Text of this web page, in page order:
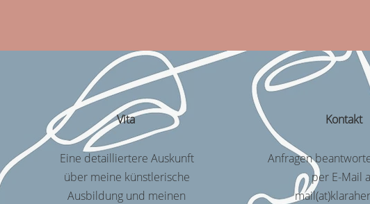
Vita
Eine detailliertere Auskunft
über meine künstlerische
Ausbildung und meinen
Kontakt
Anfragen
per E-Mail